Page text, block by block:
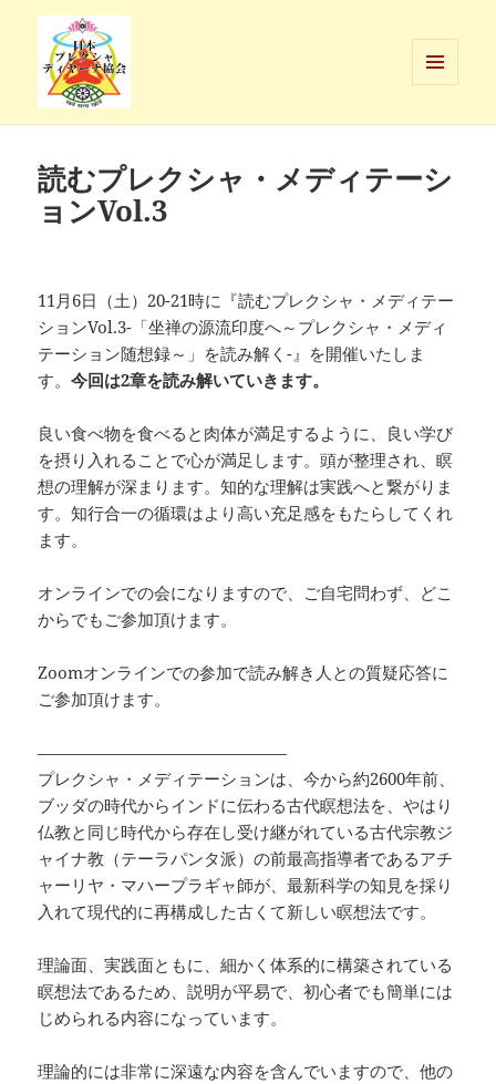
読むプレクシャ・メディテーシ
ョンVol.3
11月6日（土）20-21時に『読むプレクシャ・メディテー
ションVol.3-「坐禅の源流印度へ～プレクシャ・メディ
テーション随想録～」を読み解く-』を開催いたしま
す。今回は2章を読み解いていきます。
良い食べ物を食べると肉体が満足するように、良い学び
を摂り入れることで心が満足します。頭が整理され、瞑
想の理解が深まります。知的な理解は実践へと繋がりま
す。知行合一の循環はより高い充足感をもたらしてくれ
ます。
オンラインでの会になりますので、ご自宅問わず、どこ
からでもご参加頂けます。
Zoomオンラインでの参加で読み解き人との質疑応答に
ご参加頂けます。
———————————————
プレクシャ・メディテーションは、今から約2600年前、
ブッダの時代からインドに伝わる古代瞑想法を、やはり
仏教と同じ時代から存在し受け継がれている古代宗教ジ
ャイナ教（テーラパンタ派）の前最高指導者であるアチ
ャーリヤ・マハープラギャ師が、最新科学の知見を採り
入れて現代的に再構成した古くて新しい瞑想法です。
理論面、実践面ともに、細かく体系的に構築されている
瞑想法であるため、説明が平易で、初心者でも簡単には
じめられる内容になっています。
理論的には非常に深遠な内容を含んでいますので、他の